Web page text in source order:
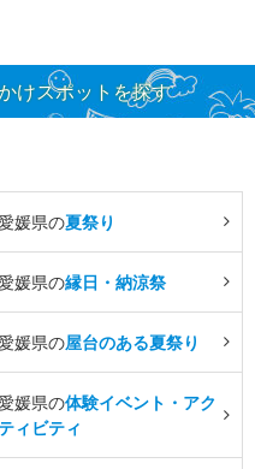
けスポットを探す
媛県の夏祭り
媛県の縁日・納涼祭
媛県の屋台のある夏祭り
媛県の体験イベント・アク
ティビティ